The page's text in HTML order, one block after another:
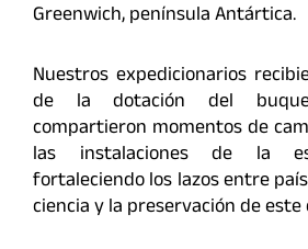
Greenwich, península Antártica.
Nuestros expedicionarios
de la dotación del
compartieron momentos de
las instalaciones de la
fortaleciendo los lazos entre
ciencia y la preservación de